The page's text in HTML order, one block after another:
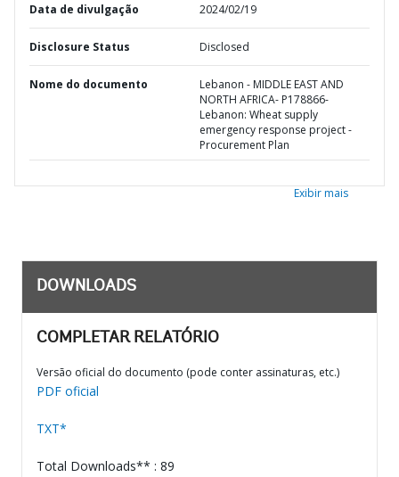
Data de divulgação 2024/02/19
Disclosure Status Disclosed
Nome do documento
Lebanon - MIDDLE EAST AND
NORTH AFRICA- P178866-
Lebanon: Wheat supply
emergency response project -
Procurement Plan
Exibir mais
DOWNLOADS
COMPLETAR RELATÓRIO
Versão oficial do documento (pode conter assinaturas, etc.)
PDF oficial
TXT*
Total Downloads** : 89